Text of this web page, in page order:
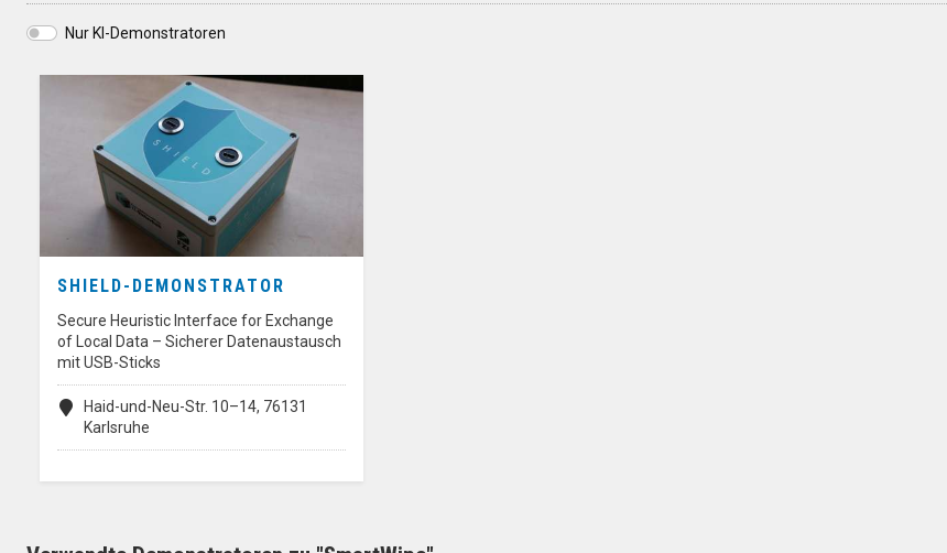
Nur KI-Demonstratoren
SHIELD-DEMONSTRATOR
Secure Heuristic Interface for Exchange
of Local Data – Sicherer Datenaustausch
mit USB-Sticks
Haid-und-Neu-Str. 10–14, 76131
Karlsruhe